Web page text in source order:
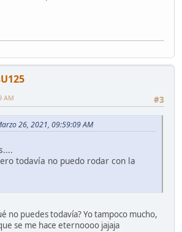
#3
AM
26, 2021, 09:59:09 AM
todavía no puedo rodar con la
no puedes todavía? Yo tampoco mucho,
se me hace eternoooo jajaja